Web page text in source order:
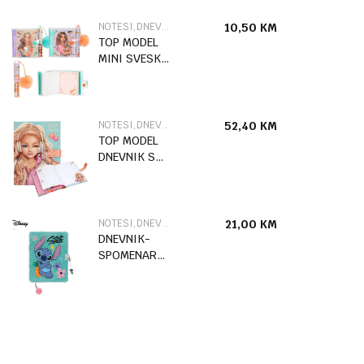
NOTESI,DNEVNICI I SPOMENARI
TOP MODEL
MINI SVESKA
10,50 KM
NOTESI,DNEVNICI I SPOMENARI
TOP MODEL
DNEVNIK S
52,40 KM
NOTESI,DNEVNICI I SPOMENARI
DNEVNIK-
SPOMENAR
21,00 KM